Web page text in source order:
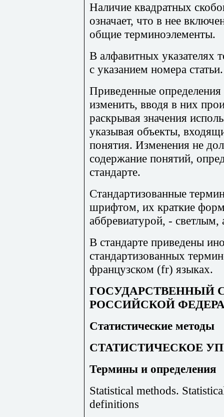
Наличие квадратных
означает, что в нее
общие терминоэлементы.
В алфавитных указателях
с указанием номера статьи.
Приведенные
изменить, вводя в них
раскрывая значения
указывая объекты,
понятия. Изменения не
содержание понятий,
стандарте.
Стандартизованные
шрифтом, их краткие
аббревиатурой, -
В стандарте приведены
стандартизованных
французском (fr) языках.
ГОСУДАРСТВЕННЫЙ
РОССИЙСКОЙ
Статистические методы
СТАТИСТИЧЕСКОЕ
Термины и определения
Statistical methods.
definitions